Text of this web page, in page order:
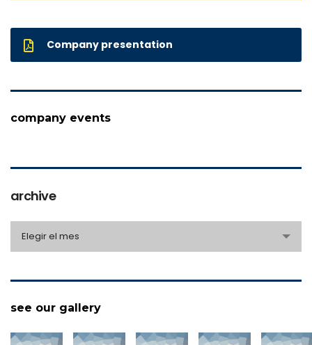
Company presentation
company events
archive
Elegir el mes
see our gallery